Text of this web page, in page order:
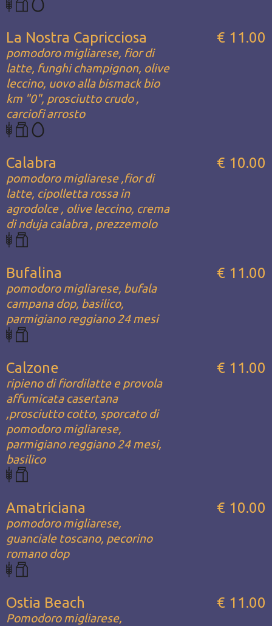
La Nostra Capricciosa
pomodoro migliarese, fior di
latte, funghi champignon, olive
leccino, uovo alla bismack bio
km "0", prosciutto crudo ,
carciofi arrosto
€ 11.00
Calabra
pomodoro migliarese ,fior di
latte, cipolletta rossa in
agrodolce , olive leccino, crema
di nduja calabra , prezzemolo
€ 10.00
Bufalina
pomodoro migliarese, bufala
campana dop, basilico,
parmigiano reggiano 24 mesi
€ 11.00
Calzone
ripieno di fiordilatte e provola
affumicata casertana
,prosciutto cotto, sporcato di
pomodoro migliarese,
parmigiano reggiano 24 mesi,
basilico
€ 11.00
Amatriciana
pomodoro migliarese,
guanciale toscano, pecorino
romano dop
€ 10.00
Ostia Beach
Pomodoro migliarese,
€ 11.00